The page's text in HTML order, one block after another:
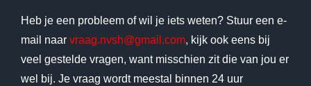
Heb je een probleem of wil je iets weten? Stuur een e-
mail naar vraag.nvsh@gmail.com, kijk ook eens bij
veel gestelde vragen, want misschien zit die van jou er
wel bij. Je vraag wordt meestal binnen 24 uur